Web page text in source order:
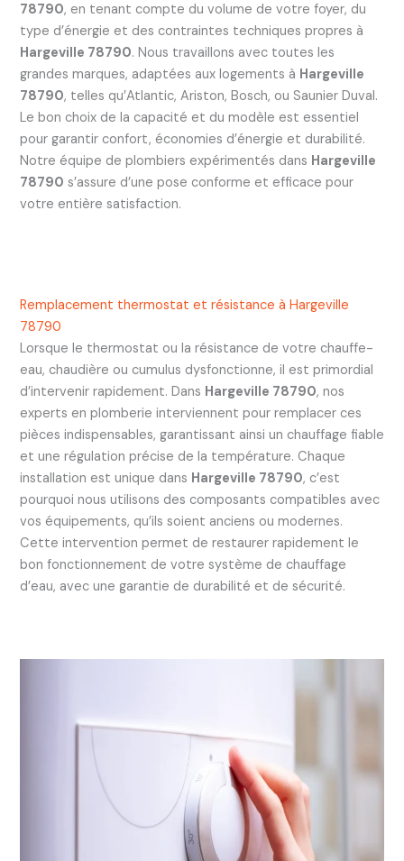
78790, en tenant compte du volume de votre foyer, du
type d’énergie et des contraintes techniques propres à
Hargeville 78790. Nous travaillons avec toutes les
grandes marques, adaptées aux logements à Hargeville
78790, telles qu’Atlantic, Ariston, Bosch, ou Saunier Duval.
Le bon choix de la capacité et du modèle est essentiel
pour garantir confort, économies d’énergie et durabilité.
Notre équipe de plombiers expérimentés dans Hargeville
78790 s’assure d’une pose conforme et efficace pour
votre entière satisfaction.
Remplacement thermostat et résistance à Hargeville
78790
Lorsque le thermostat ou la résistance de votre chauffe-
eau, chaudière ou cumulus dysfonctionne, il est primordial
d’intervenir rapidement. Dans Hargeville 78790, nos
experts en plomberie interviennent pour remplacer ces
pièces indispensables, garantissant ainsi un chauffage fiable
et une régulation précise de la température. Chaque
installation est unique dans Hargeville 78790, c’est
pourquoi nous utilisons des composants compatibles avec
vos équipements, qu’ils soient anciens ou modernes.
Cette intervention permet de restaurer rapidement le
bon fonctionnement de votre système de chauffage
d’eau, avec une garantie de durabilité et de sécurité.